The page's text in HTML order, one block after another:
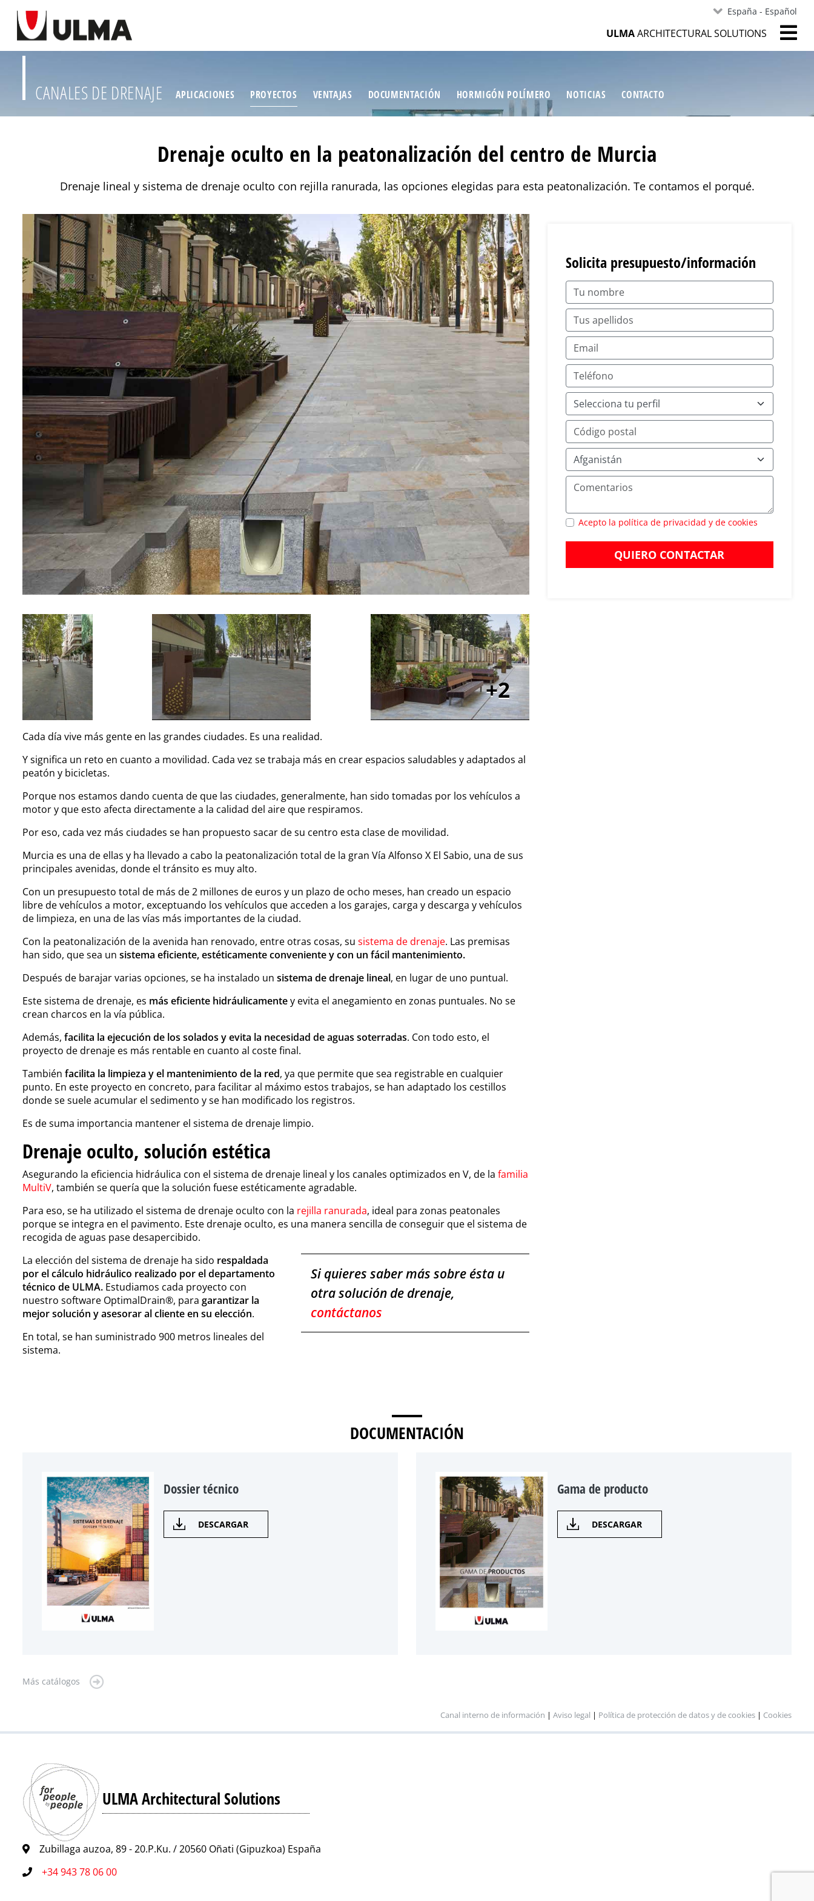
España - Español
ULMAARCHITECTURAL SOLUTIONS
CANALES DE DRENAJE APLICACIONES PROYECTOS VENTAJAS DOCUMENTACIÓN HORMIGÓN POLÍMERO NOTICIAS CONTACTO
Drenaje oculto en la peatonalización del centro de Murcia
Drenaje lineal y sistema de drenaje oculto con rejilla ranurada, las opciones elegidas para esta peatonalización. Te contamos el porqué.
2
Cada día vive más gente en las grandes ciudades. Es una realidad.
Y significa un reto en cuanto a movilidad. Cada vez se trabaja más en crear espacios saludables y adaptados al
peatón y bicicletas.
Porque nos estamos dando cuenta de que las ciudades, generalmente, han sido tomadas por los vehículos a
motor y que esto afecta directamente a la calidad del aire que respiramos.
Por eso, cada vez más ciudades se han propuesto sacar de su centro esta clase de movilidad.
Murcia es una de ellas y ha llevado a cabo la peatonalización total de la gran Vía Alfonso X El Sabio, una de sus
principales avenidas, donde el tránsito es muy alto.
Con un presupuesto total de más de 2 millones de euros y un plazo de ocho meses, han creado un espacio
libre de vehículos a motor, exceptuando los vehículos que acceden a los garajes, carga y descarga y vehículos
de limpieza, en una de las vías más importantes de la ciudad.
Con la peatonalización de la avenida han renovado, entre otras cosas, su sistema de drenaje. Las premisas
han sido, que sea un sistema eficiente, estéticamente conveniente y con un fácil mantenimiento.
Después de barajar varias opciones, se ha instalado un sistema de drenaje lineal, en lugar de uno puntual.
Este sistema de drenaje, es más eficiente hidráulicamentey evita el anegamiento en zonas puntuales. No se
crean charcos en la vía pública.
Además, facilita la ejecución de los solados y evita la necesidad de aguas soterradas. Con todo esto, el
proyecto de drenaje es más rentable en cuanto al coste final.
También facilita la limpieza y el mantenimiento de la red, ya que permite que sea registrable en cualquier
punto. En este proyecto en concreto, para facilitar al máximo estos trabajos, se han adaptado los cestillos
donde se suele acumular el sedimento y se han modificado los registros.
Es de suma importancia mantener el sistema de drenaje limpio.
Drenaje oculto, solución estética
Asegurando la eficiencia hidráulica con el sistema de drenaje lineal y los canales optimizados en V, de la familia
MultiV, también se quería que la solución fuese estéticamente agradable.
Para eso, se ha utilizado el sistema de drenaje oculto con la rejilla ranurada, ideal para zonas peatonales
porque se integra en el pavimento. Este drenaje oculto, es una manera sencilla de conseguir que el sistema de
recogida de aguas pase desapercibido.
Si quieres saber más sobre ésta u
otra solución de drenaje,
contáctanos
La elección del sistema de drenaje ha sido respaldada
por el cálculo hidráulico realizado por el departamento
técnico de ULMA. Estudiamos cada proyecto con
nuestro software OptimalDrain®, para garantizar la
mejor solución y asesorar al cliente en su elección.
En total, se han suministrado 900 metros lineales del
sistema.
Solicita presupuesto/información
Acepto la política de privacidad y de cookies
QUIERO CONTACTAR
DOCUMENTACIÓN
Dossier técnico
DESCARGAR
Gama de producto
DESCARGAR
Más catálogos
Canal interno de información | Aviso legal | Política de protección de datos y de cookies | Cookies
ULMA Architectural Solutions
Zubillaga auzoa, 89 - 20.P.Ku. / 20560 Oñati (Gipuzkoa) España
+34 943 78 06 00